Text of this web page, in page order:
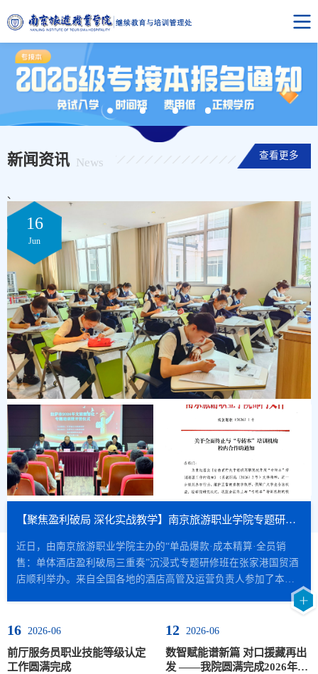
新闻资讯 News
查看更多
、
16
Jun
【聚焦盈利破局 深化实战教学】南京旅游职业学院专题研修班在张家港成功举办
近日，由南京旅游职业学院主办的“单品爆款·成本精算·全员销
售：单体酒店盈利破局三重奏”沉浸式专题研修班在张家港国贸酒
店顺利举办。来自全国各地的酒店高管及运营负责人参加了本次
学习。本次研修班聚焦单体酒店盈利能力提升，通过主题授课、
从产品到商品、从成本到利润、从任务到动力的实战方法。深度
参观学习，现场亮点频出研修期间，张家港国贸酒店总经理孙岩
纹亲自带领学员进行深度参观学习。...
16 2026-06
前厅服务员职业技能等级认定
工作圆满完成
12 2026-06
数智赋能谱新篇 对口援藏再出
发 ——我院圆满完成2026年